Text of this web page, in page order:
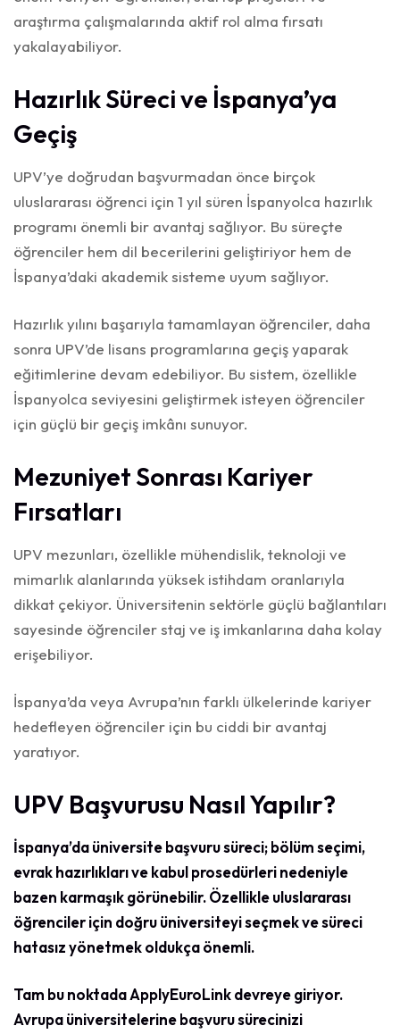
araştırma çalışmalarında aktif rol alma fırsatı
yakalayabiliyor.
Hazırlık Süreci ve İspanya’ya
Geçiş
UPV’ye doğrudan başvurmadan önce birçok
uluslararası öğrenci için 1 yıl süren İspanyolca hazırlık
programı önemli bir avantaj sağlıyor. Bu süreçte
öğrenciler hem dil becerilerini geliştiriyor hem de
İspanya’daki akademik sisteme uyum sağlıyor.
Hazırlık yılını başarıyla tamamlayan öğrenciler, daha
sonra UPV’de lisans programlarına geçiş yaparak
eğitimlerine devam edebiliyor. Bu sistem, özellikle
İspanyolca seviyesini geliştirmek isteyen öğrenciler
için güçlü bir geçiş imkânı sunuyor.
Mezuniyet Sonrası Kariyer
Fırsatları
UPV mezunları, özellikle mühendislik, teknoloji ve
mimarlık alanlarında yüksek istihdam oranlarıyla
dikkat çekiyor. Üniversitenin sektörle güçlü bağlantıları
sayesinde öğrenciler staj ve iş imkanlarına daha kolay
erişebiliyor.
İspanya’da veya Avrupa’nın farklı ülkelerinde kariyer
hedefleyen öğrenciler için bu ciddi bir avantaj
yaratıyor.
UPV Başvurusu Nasıl Yapılır?
İspanya’da üniversite başvuru süreci; bölüm seçimi,
evrak hazırlıkları ve kabul prosedürleri nedeniyle
bazen karmaşık görünebilir. Özellikle uluslararası
öğrenciler için doğru üniversiteyi seçmek ve süreci
hatasız yönetmek oldukça önemli.
Tam bu noktada ApplyEuroLink devreye giriyor.
Avrupa üniversitelerine başvuru sürecinizi